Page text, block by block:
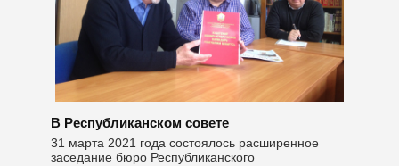
В Республиканском совете
31 марта 2021 года состоялось расширенное
заседание бюро Республиканского